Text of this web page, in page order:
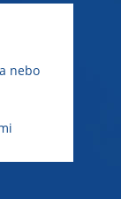
nebo